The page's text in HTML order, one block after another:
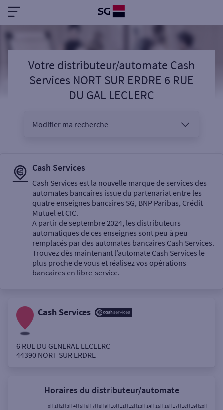
Votre distributeur/automate Cash
Services NORT SUR ERDRE 6 RUE
DU GAL LECLERC
Modifier ma recherche
Sélectionnez votre recherche
Un service
Autour de moi
Rue
Cash Services
Cash Services est la nouvelle marque de services des
automates bancaires issue du partenariat entre les
quatre enseignes bancaires SG, BNP Paribas, Crédit
Mutuel et CIC.
A partir de septembre 2024, les distributeurs
automatiques de ces enseignes sont peu à peu
remplacés par des automates bancaires Cash Services.
Trouvez dès maintenant l’automate Cash Services le
plus proche de vous et réalisez vos opérations
bancaires en libre-service.
Cash Services
6 RUE DU GENERAL LECLERC
44390 NORT SUR ERDRE
Horaires du distributeur/automate
0H 1H2H3H4H5H6H7H8H9H 10H 11H 12H13H 14H 15H 16H17H 18H 19H20H